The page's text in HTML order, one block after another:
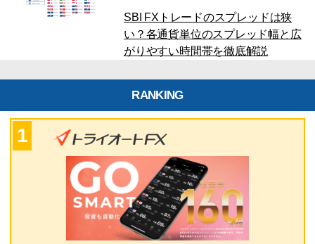
SBI FXトレードのスプレッドは狭
い？各通貨単位のスプレッド幅と広
がりやすい時間帯を徹底解説
RANKING